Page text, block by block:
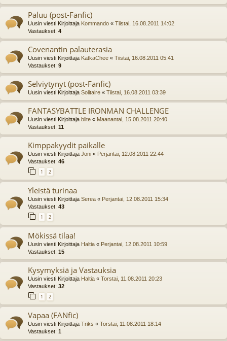
Paluu (post-Fanfic)
Uusin viesti Kirjoittaja Kommando « Tiistai, 16.08.2011 14:02
Vastaukset: 4
Covenantin palauterasia
Uusin viesti Kirjoittaja KatkaChee « Tiistai, 16.08.2011 05:41
Vastaukset: 9
Selviytynyt (post-Fanfic)
Uusin viesti Kirjoittaja Solitaire « Tiistai, 16.08.2011 03:39
FANTASYBATTLE IRONMAN CHALLENGE
Uusin viesti Kirjoittaja blite « Maanantai, 15.08.2011 20:40
Vastaukset: 11
Kimppakyydit paikalle
Uusin viesti Kirjoittaja Joni « Perjantai, 12.08.2011 22:44
Vastaukset: 46
1 2
Yleistä turinaa
Uusin viesti Kirjoittaja Serea « Perjantai, 12.08.2011 15:34
Vastaukset: 43
1 2
Mökissä tilaa!
Uusin viesti Kirjoittaja Haltia « Perjantai, 12.08.2011 10:59
Vastaukset: 15
Kysymyksiä ja Vastauksia
Uusin viesti Kirjoittaja Haltia « Torstai, 11.08.2011 20:23
Vastaukset: 32
1 2
Vapaa (FANfic)
Uusin viesti Kirjoittaja Triks « Torstai, 11.08.2011 18:14
Vastaukset: 1